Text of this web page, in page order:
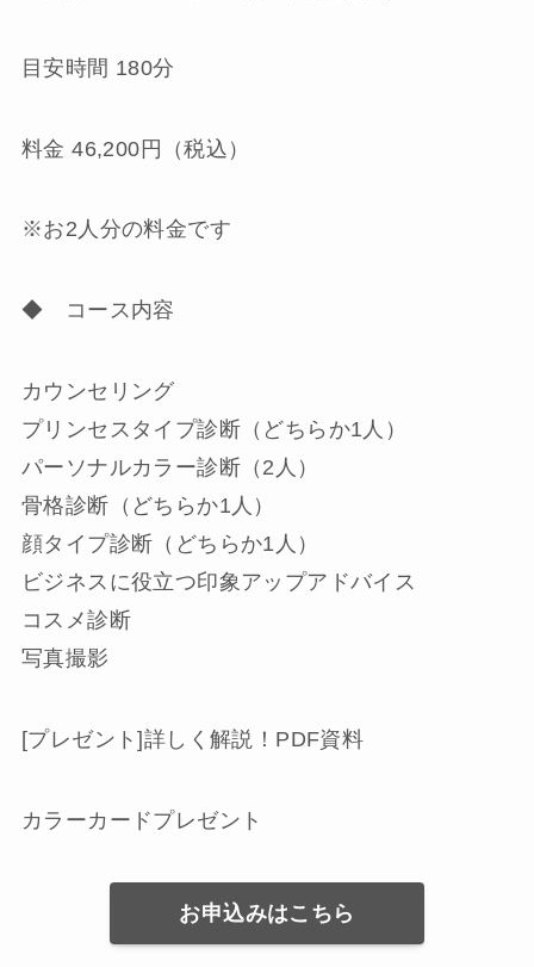
目安時間 180分
料金 46,200円（税込）
※お2人分の料金です
◆ コース内容
カウンセリング
プリンセスタイプ診断（どちらか1人）
パーソナルカラー診断（2人）
骨格診断（どちらか1人）
顔タイプ診断（どちらか1人）
ビジネスに役立つ印象アップアドバイス
コスメ診断
写真撮影
[プレゼント]詳しく解説！PDF資料
カラーカードプレゼント
お申込みはこちら